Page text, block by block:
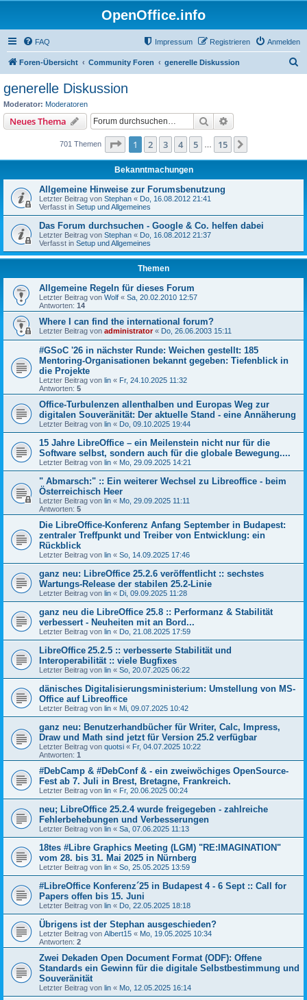
OpenOffice.info
FAQ Anmelden
Registrieren
Impressum
Foren-Übersicht Community Foren generelle Diskussion
generelle Diskussion
Moderator: Moderatoren
Neues Thema Suche
701 Themen Seite 1von 15
1 2 3 4 5 15
Bekanntmachungen
Allgemeine Hinweise zur Forumsbenutzung
Letzter Beitrag von Stephan « Do, 16.08.2012 21:41
Verfasst in Setup und Allgemeines
Das Forum durchsuchen - Google & Co. helfen dabei
Letzter Beitrag von Stephan « Do, 16.08.2012 21:37
Verfasst in Setup und Allgemeines
Themen
Allgemeine Regeln für dieses Forum
Letzter Beitrag von Wolf « Sa, 20.02.2010 12:57
Antworten: 14
Where I can find the international forum?
Letzter Beitrag von administrator« Do, 26.06.2003 15:11
#GSoC '26 in nächster Runde: Weichen gestellt: 185
Mentoring-Organisationen bekannt gegeben: Tiefenblick in
die Projekte
Letzter Beitrag von lin « Fr, 24.10.2025 11:32
Antworten: 5
Office-Turbulenzen allenthalben und Europas Weg zur
digitalen Souveränität: Der aktuelle Stand - eine Annäherung
Letzter Beitrag von lin « Do, 09.10.2025 19:44
15 Jahre LibreOffice – ein Meilenstein nicht nur für die
Software selbst, sondern auch für die globale Bewegung....
Letzter Beitrag von lin « Mo, 29.09.2025 14:21
" Abmarsch:" :: Ein weiterer Wechsel zu Libreoffice - beim
Österreichisch Heer
Letzter Beitrag von lin « Mo, 29.09.2025 11:11
Antworten: 5
Die LibreOffice-Konferenz Anfang September in Budapest:
zentraler Treffpunkt und Treiber von Entwicklung: ein
Rückblick
Letzter Beitrag von lin « So, 14.09.2025 17:46
ganz neu: LibreOffice 25.2.6 veröffentlicht :: sechstes
Wartungs-Release der stabilen 25.2-Linie
Letzter Beitrag von lin « Di, 09.09.2025 11:28
ganz neu die LibreOffice 25.8 :: Performanz & Stabilität
verbessert - Neuheiten mit an Bord...
Letzter Beitrag von lin « Do, 21.08.2025 17:59
LibreOffice 25.2.5 :: verbesserte Stabilität und
Interoperabilität :: viele Bugfixes
Letzter Beitrag von lin « So, 20.07.2025 06:22
dänisches Digitalisierungsministerium: Umstellung von MS-
Office auf Libreoffice
Letzter Beitrag von lin « Mi, 09.07.2025 10:42
ganz neu: Benutzerhandbücher für Writer, Calc, Impress,
Draw und Math sind jetzt für Version 25.2 verfügbar
Letzter Beitrag von quotsi « Fr, 04.07.2025 10:22
Antworten: 1
#DebCamp & #DebConf & - ein zweiwöchiges OpenSource-
Fest ab 7. Juli in Brest, Bretagne, Frankreich.
Letzter Beitrag von lin « Fr, 20.06.2025 00:24
neu; LibreOffice 25.2.4 wurde freigegeben - zahlreiche
Fehlerbehebungen und Verbesserungen
Letzter Beitrag von lin « Sa, 07.06.2025 11:13
18tes #Libre Graphics Meeting (LGM) "RE:IMAGINATION"
vom 28. bis 31. Mai 2025 in Nürnberg
Letzter Beitrag von lin « So, 25.05.2025 13:59
#LibreOffice Konferenz´25 in Budapest 4 - 6 Sept :: Call for
Papers offen bis 15. Juni
Letzter Beitrag von lin « Do, 22.05.2025 18:18
Übrigens ist der Stephan ausgeschieden?
Letzter Beitrag von Albert15 « Mo, 19.05.2025 10:34
Antworten: 2
Zwei Dekaden Open Document Format (ODF): Offene
Standards ein Gewinn für die digitale Selbstbestimmung und
Souveränität
Letzter Beitrag von lin « Mo, 12.05.2025 16:14